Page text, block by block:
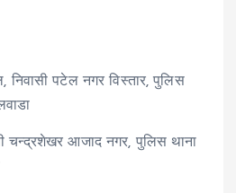
निवासी पटेल नगर विस्तार, पुलिस
चन्द्रशेखर आजाद नगर, पुलिस थाना